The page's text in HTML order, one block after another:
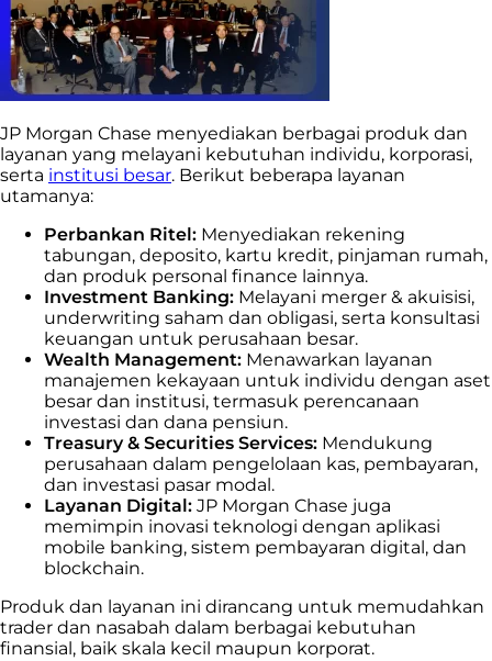
JP Morgan Chase menyediakan berbagai produk dan
layanan yang melayani kebutuhan individu, korporasi,
serta institusi besar. Berikut beberapa layanan
utamanya:
Perbankan Ritel: Menyediakan rekening
tabungan, deposito, kartu kredit, pinjaman rumah,
dan produk personal finance lainnya.
Investment Banking: Melayani merger & akuisisi,
underwriting saham dan obligasi, serta konsultasi
keuangan untuk perusahaan besar.
Wealth Management: Menawarkan layanan
manajemen kekayaan untuk individu dengan aset
besar dan institusi, termasuk perencanaan
investasi dan dana pensiun.
Treasury & Securities Services: Mendukung
perusahaan dalam pengelolaan kas, pembayaran,
dan investasi pasar modal.
Layanan Digital: JP Morgan Chase juga
memimpin inovasi teknologi dengan aplikasi
mobile banking, sistem pembayaran digital, dan
blockchain.
Produk dan layanan ini dirancang untuk memudahkan
trader dan nasabah dalam berbagai kebutuhan
finansial, baik skala kecil maupun korporat.